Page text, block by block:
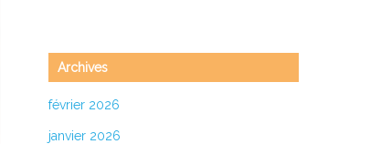
Archives
février 2026
janvier 2026